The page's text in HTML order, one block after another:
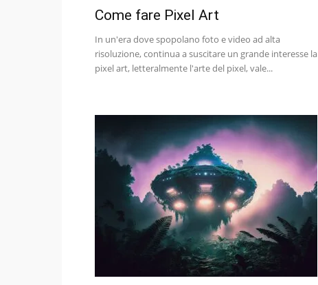
Come fare Pixel Art
In un'era dove spopolano foto e video ad alta
risoluzione, continua a suscitare un grande interesse la
pixel art, letteralmente l'arte del pixel, vale...